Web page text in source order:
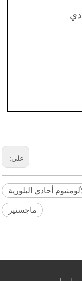
على:
أحادي البلورية
ماجستير